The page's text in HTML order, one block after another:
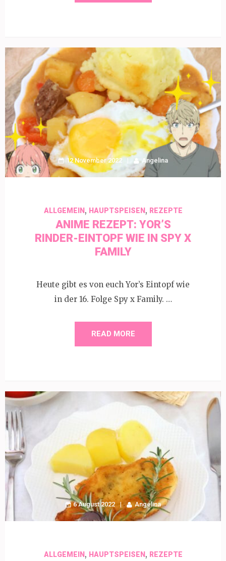
12 November 2022 Angelina
ALLGEMEIN, HAUPTSPEISEN, REZEPTE
ANIME REZEPT: YOR’S
RINDER-EINTOPF WIE IN SPY X
FAMILY
Heute gibt es von euch Yor’s Eintopf wie
in der 16. Folge Spy x Family. …
READ MORE
6 August 2022 Angelina
ALLGEMEIN, HAUPTSPEISEN, REZEPTE